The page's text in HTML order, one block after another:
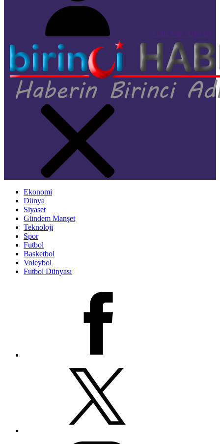
Giriş Yap / Üye Ol
Ekonomi
Dünya
Siyaset
Gündem Manşet
Teknoloji
Spor
Futbol
Basketbol
Voleybol
Futbol Dünyası